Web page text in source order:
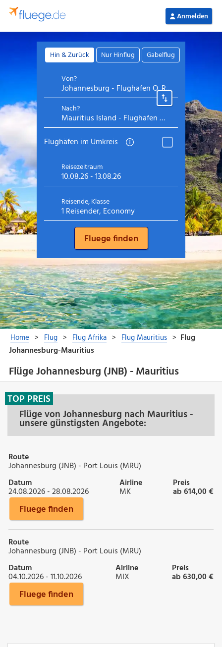
Flüge Johannesburg (JNB) - Mauritius
Flüge von Johannesburg nach Mauritius -
unsere günstigsten Angebote:
TOP PREIS
Route
Johannesburg (JNB) - Port Louis (MRU)
Datum
24.08.2026 - 28.08.2026
Airline
MK
Preis
ab 614,00 €
Fluege finden
Route
Johannesburg (JNB) - Port Louis (MRU)
Datum
04.10.2026 - 11.10.2026
Airline
MIX
Preis
ab 630,00 €
Fluege finden